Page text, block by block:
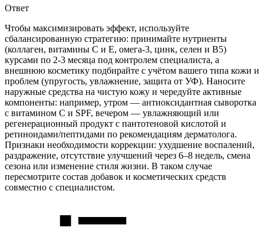
Ответ
Чтобы максимизировать эффект, используйте
сбалансированную стратегию: принимайте нутриенты
(коллаген, витамины C и E, омега-3, цинк, селен и B5)
курсами по 2-3 месяца под контролем специалиста, а
внешнюю косметику подбирайте с учётом вашего типа кожи и
проблем (упругость, увлажнение, защита от УФ). Наносите
наружные средства на чистую кожу и чередуйте активные
компоненты: например, утром — антиоксидантная сыворотка
с витамином C и SPF, вечером — увлажняющий или
регенерационный продукт с пантотеновой кислотой и
ретиноидами/пептидами по рекомендациям дерматолога.
Признаки необходимости коррекции: ухудшение воспалений,
раздражение, отсутствие улучшений через 6–8 недель, смена
сезона или изменение стиля жизни. В таком случае
пересмотрите состав добавок и косметических средств
совместно с специалистом.